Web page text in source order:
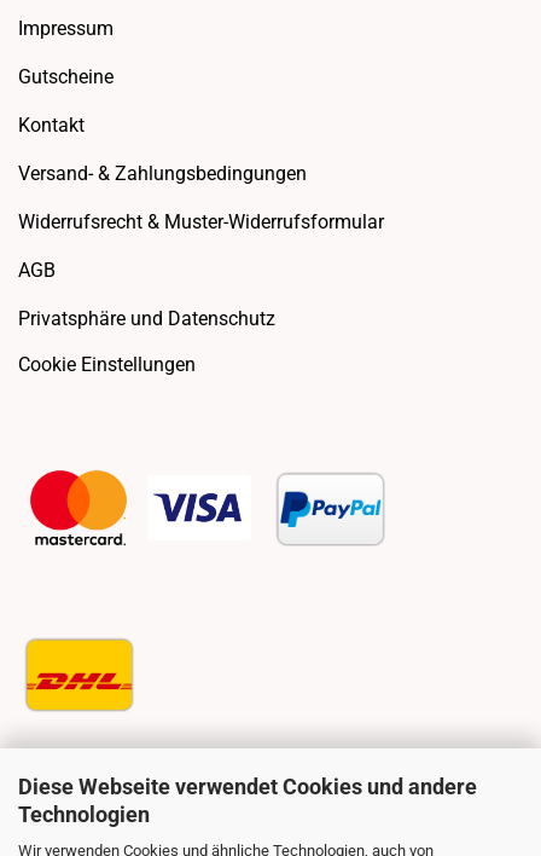
Diese Webseite verwendet Cookies und andere
Technologien
Wir verwenden Cookies und ähnliche Technologien, auch von
Impressum
Gutscheine
Kontakt
Versand- & Zahlungsbedingungen
Widerrufsrecht & Muster-Widerrufsformular
AGB
Privatsphäre und Datenschutz
Cookie Einstellungen